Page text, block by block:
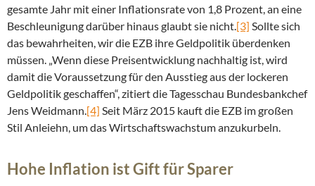
gesamte Jahr mit einer Inflationsrate von 1,8 Prozent, an eine
Beschleunigung darüber hinaus glaubt sie nicht.[3] Sollte sich
das bewahrheiten, wir die EZB ihre Geldpolitik überdenken
müssen. „Wenn diese Preisentwicklung nachhaltig ist, wird
damit die Voraussetzung für den Ausstieg aus der lockeren
Geldpolitik geschaffen“, zitiert die Tagesschau Bundesbankchef
Jens Weidmann.[4] Seit März 2015 kauft die EZB im großen
Stil Anleiehn, um das Wirtschaftswachstum anzukurbeln.
Hohe Inflation ist Gift für Sparer